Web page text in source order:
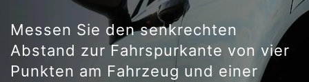
Messen Sie den senkrechten
Abstand zur Fahrspurkante von vier
Punkten am Fahrzeug und einer